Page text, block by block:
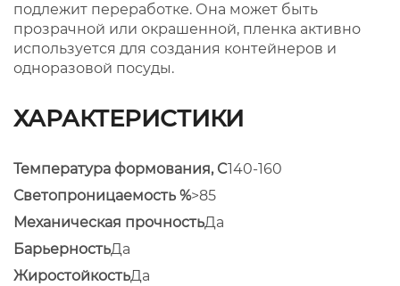
подлежит переработке. Она может быть
прозрачной или окрашенной, пленка активно
используется для создания контейнеров и
одноразовой посуды.
ХАРАКТЕРИСТИКИ
Температура формования, C140-160
Светопроницаемость %>85
Механическая прочностьДа
БарьерностьДа
ЖиростойкостьДа